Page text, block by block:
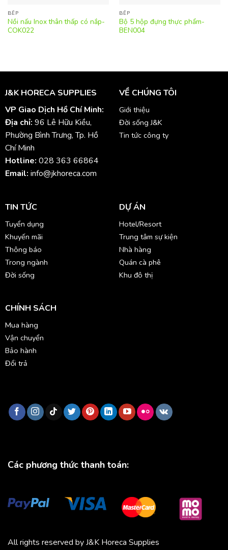
BẾP
Nồi nấu Inox thân thấp có nắp-
COK022
BẾP
Bộ 5 hộp đựng thực phẩm-
BEN004
J&K HORECA SUPPLIES
VP Giao Dịch Hồ Chí Minh:
Địa chỉ: 96 Lê Hữu Kiều,
Phường Bình Trưng, Tp. Hồ
Chí Minh
Hotline: 028 363 66864
Email: info@jkhoreca.com
VỀ CHÚNG TÔI
Giới thiệu
Đời sống J&K
Tin tức công ty
TIN TỨC
Tuyển dụng
Khuyến mãi
Thông báo
Trong ngành
Đời sống
DỰ ÁN
Hotel/Resort
Trung tâm sự kiện
Nhà hàng
Quán cà phê
Khu đô thị
CHÍNH SÁCH
Mua hàng
Vận chuyển
Bảo hành
Đổi trả
Các phương thức thanh toán:
All rights reserved by J&K Horeca Supplies